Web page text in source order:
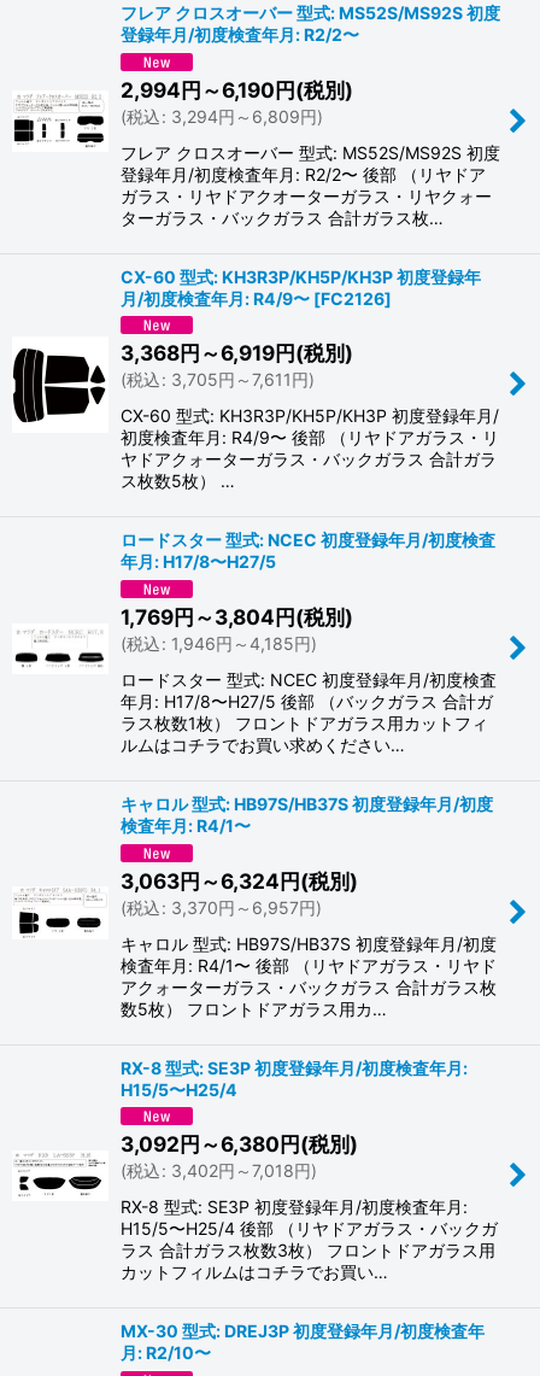
フレア クロスオーバー 型式: MS52S/MS92S 初度
登録年月/初度検査年月: R2/2〜
2,994円～6,190円(税別)
(税込: 3,294円 ～6,809円)
フレア クロスオーバー 型式: MS52S/MS92S 初度
登録年月/初度検査年月: R2/2〜 後部 （リヤドア
ガラス・リヤドアクオーターガラス・リヤクォー
ターガラス・バックガラス 合計ガラス枚…
CX-60 型式: KH3R3P/KH5P/KH3P 初度登録年
月/初度検査年月: R4/9〜 [FC2126]
3,368円～6,919円(税別)
(税込: 3,705円 ～7,611円)
CX-60 型式: KH3R3P/KH5P/KH3P 初度登録年月/
初度検査年月: R4/9〜 後部 （リヤドアガラス・リ
ヤドアクォーターガラス・バックガラス 合計ガラ
ス枚数5枚） …
ロードスター 型式: NCEC 初度登録年月/初度検査
年月: H17/8〜H27/5
1,769円～3,804円(税別)
(税込: 1,946円 ～4,185円)
ロードスター 型式: NCEC 初度登録年月/初度検査
年月: H17/8〜H27/5 後部 （バックガラス 合計ガ
ラス枚数1枚） フロントドアガラス用カットフィ
ルムはコチラでお買い求めください…
キャロル 型式: HB97S/HB37S 初度登録年月/初度
検査年月: R4/1〜
3,063円～6,324円(税別)
(税込: 3,370円 ～6,957円)
キャロル 型式: HB97S/HB37S 初度登録年月/初度
検査年月: R4/1〜 後部 （リヤドアガラス・リヤド
アクォーターガラス・バックガラス 合計ガラス枚
数5枚） フロントドアガラス用カ…
RX-8 型式: SE3P 初度登録年月/初度検査年月:
H15/5〜H25/4
3,092円～6,380円(税別)
(税込: 3,402円 ～7,018円)
RX-8 型式: SE3P 初度登録年月/初度検査年月:
H15/5〜H25/4 後部 （リヤドアガラス・バックガ
ラス 合計ガラス枚数3枚） フロントドアガラス用
カットフィルムはコチラでお買い…
MX-30 型式: DREJ3P 初度登録年月/初度検査年
月: R2/10〜